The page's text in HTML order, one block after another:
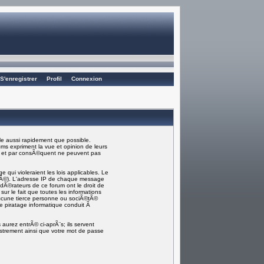
S'enregistrer Profil Connexion
aussi rapidement que possible.
expriment la vue et opinion de leurs
par consÃ©quent ne peuvent pas
qui violeraient les lois applicables. Le
L'adresse IP de chaque message
de ce forum ont le droit de
le fait que toutes les informations
tierce personne ou sociÃ©tÃ©
piratage informatique conduit Ã
entrÃ© ci-aprÃ¨s; ils servent
ainsi que votre mot de passe